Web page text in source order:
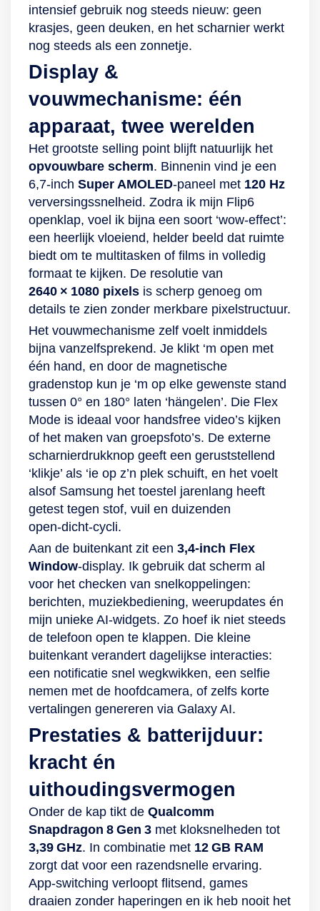
gemakkelijk
meerdere apps
gelijktijdig. Dankzij
jouw favoriete
Professionele foto’s
met drie camera’s
Met maar liefst 3
verschillende
camera’s aan de
achterzijde maak je
de mooiste en
scherpste foto’s en
video’s. De Z Fold4
is uitgerust met een
50-
megapixelcamera
met groothoeklens,
een 12-
megapixelcamera
met
ultragroothoeklens
en een 10-
megapixelcamera
met telelens. De
telelens heeft de
mogelijkheid tot 3x
je selfies zit er aan
de voorkant van
deze smartphone
een dual-camera
met 4 en 10
megapixel. Gebruik
je de Samsung
opengeklapt, dan
heb je de krachtige
camera’s aan de
beschikking en zie
nog betere selfies.
Door het gebruik
van innovatieve
hard- en software
maakt de Galaxy Z
Fold4 heldere en
kleurrijke foto’s en
als je meerdere
taken tegelijk
uitvoert. En goed om
Flip4 heeft genoeg
belangrijke
momenten op te
slaan, namelijk 128
GB. Van
nachtfotograaf tot
selfiespecialist Op
de behuizing zit een
dual-camera met 2
soorten lenzen: een
ultragroothoek en
een groothoek.
Beide hebben 12
megapixel en
speciale functies om
de beste foto’s vast
te leggen. Word de
ster van de ‘galaxy’
in jouw nachtfoto’s
of leg de omgeving
vast met de speciale
Nightography-
functie. Hiermee
schitterende
beelden in het
donker. In
combinatie met de
optische
beeldstabilisatie en
4K-videoresolutie
word je de regisseur
van de nacht. In het
display zit een 10-
voor het maken van
leg je deze nog
makkelijker vast. Zet
de Galaxy Flip4
neer, kies jouw pose
of show jouw moves
en je wordt in het
juiste perspectief
5 camera’s en het
opvouwbare design
zijn er allerlei
zet je bijvoorbeeld
film je jezelf, of
maak je een foto
van iemand terwijl
diegene mee kan
kijken op het tweede
scherm. Dit alles
wordt aangedreven
door een krachtige
processor, daarbij
beschikt de Fold 3
over 12 GB werk- en
512 GB
opslaggeheugen.
Het toestel wordt
van stroom voorzien
door de krachtige
4.400-mAh-batterij.
intensief gebruik nog steeds nieuw: geen
krasjes, geen deuken, en het scharnier werkt
nog steeds als een zonnetje.
Display &
vouwmechanisme: één
apparaat, twee werelden
Het grootste selling point blijft natuurlijk het
opvouwbare scherm. Binnenin vind je een
6,7‑inch Super AMOLED-paneel met 120 Hz
verversingssnelheid. Zodra ik mijn Flip6
openklap, voel ik bijna een soort ‘wow‑effect’:
een heerlijk vloeiend, helder beeld dat ruimte
biedt om te multitasken of films in volledig
formaat te kijken. De resolutie van
2640 × 1080 pixels is scherp genoeg om
details te zien zonder merkbare pixelstructuur.
Het vouwmechanisme zelf voelt inmiddels
bijna vanzelfsprekend. Je klikt ‘m open met
één hand, en door de magnetische
gradenstop kun je ‘m op elke gewenste stand
tussen 0° en 180° laten ‘hängelen’. Die Flex
Mode is ideaal voor handsfree video’s kijken
of het maken van groepsfoto’s. De externe
scharnierdrukknop geeft een geruststellend
‘klikje’ als ‘ie op z’n plek schuift, en het voelt
alsof Samsung het toestel jarenlang heeft
getest tegen stof, vuil en duizenden
open‑dicht‑cycli.
Aan de buitenkant zit een 3,4‑inch Flex
Window-display. Ik gebruik dat scherm al
voor het checken van snelkoppelingen:
berichten, muziekbediening, weerupdates én
mijn unieke AI‑widgets. Zo hoef ik niet steeds
de telefoon open te klappen. Die kleine
buitenkant verandert dagelijkse interacties:
een notificatie snel wegkwikken, een selfie
nemen met de hoofdcamera, of zelfs korte
vertalingen genereren via Galaxy AI.
Prestaties & batterijduur:
kracht én
uithoudingsvermogen
Onder de kap tikt de Qualcomm
Snapdragon 8 Gen 3 met kloksnelheden tot
3,39 GHz. In combinatie met 12 GB RAM
zorgt dat voor een razendsnelle ervaring.
App‑switching verloopt flitsend, games
draaien zonder haperingen en ik heb nooit het